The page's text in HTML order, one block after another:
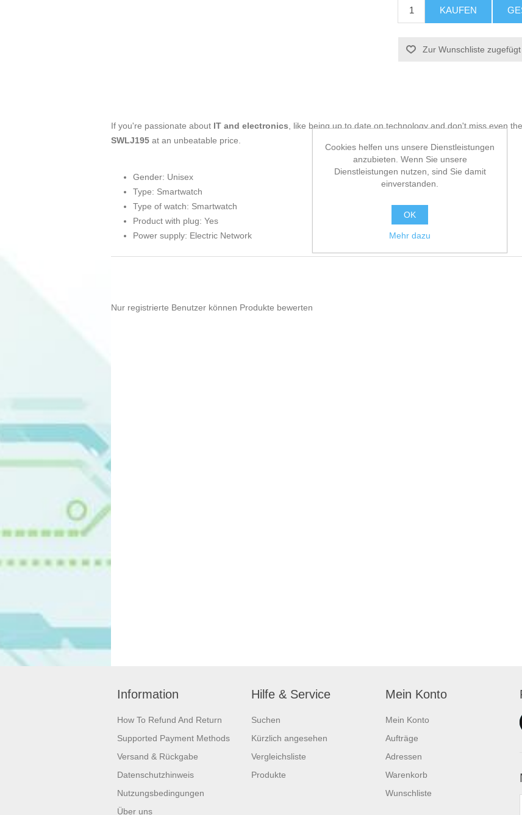
KAUFEN
Zur Wunschliste zugefügt
If you're passionate about IT and electronics, like being up to date on technology and don't miss even
SWLJ195 at an unbeatable price.
Gender: Unisex
Type: Smartwatch
Type of watch: Smartwatch
Product with plug: Yes
Power supply: Electric Network
Nur registrierte Benutzer können Produkte bewerten
Information
How To Refund And Return
Supported Payment Methods
Versand & Rückgabe
Datenschutzhinweis
Nutzungsbedingungen
Über uns
Hilfe & Service
Suchen
Kürzlich angesehen
Vergleichsliste
Produkte
Mein Konto
Mein Konto
Aufträge
Adressen
Warenkorb
Wunschliste
Cookies helfen uns unsere Dienstleistungen
anzubieten. Wenn Sie unsere
Dienstleistungen nutzen, sind Sie damit
einverstanden.
OK
Mehr dazu